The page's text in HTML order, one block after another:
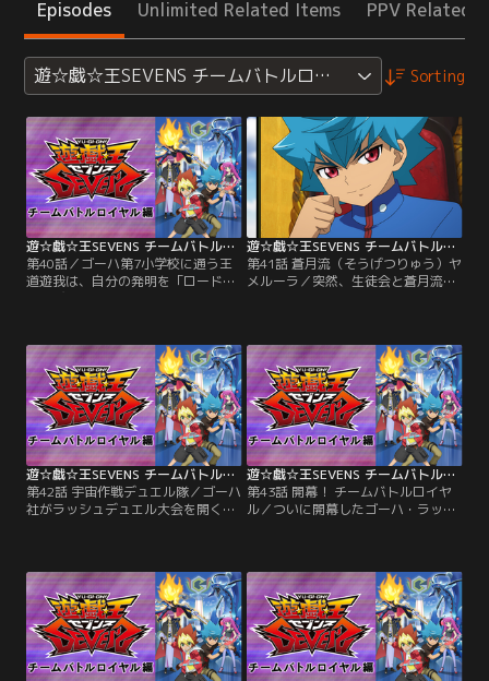
Episodes Unlimited Related Items PPV Related
遊☆戯☆王SEVENS チームバトルロイヤル編 Sorting
遊☆戯☆王SEVENS チームバトルロイヤル編 第40話
第40話／ゴーハ第7小学校に通う王
道遊我は、自分の発明を「ロード」
と呼び、日々いろんなロードを開発
いた遊我は、誰もが楽しめる新しい
ルールを完成させていた。そんなあ
る日、隣のクラスのルークが「デュ
エルの王」の噂を伝える。興味津々
の遊我とルークがたどり着いた先に
待っていたのは、いかにも…。【提
供：バンダイチャンネル】
遊☆戯☆王SEVENS チームバトルロイヤル編 第41話
第41話 蒼月流（そうげつりゅう）ヤ
メルーラ／突然、生徒会と蒼月流か
ュエルで自分を倒すことを蘭世に課
す。蘭世は、これまで主（あるじ）
と敬（うやま）い、献身的に仕（つ
か）えてきたガクトとのデュエル
で、なぜか異常なまでに挑発的な態
度をとる。【提供：バンダイチャン
ネル】
遊☆戯☆王SEVENS チームバトルロイヤル編 第42話
第42話 宇宙作戦デュエル隊／ゴーハ
社がラッシュデュエル大会を開くと
ないが、なぜか遊我は大会へ出ない
という…。遊我の態度に納得がいか
ないルークだったが、大会へ向けマ
キシマムカードを発掘しようと坑道
を訪れる。【提供：バンダイチャン
ネル】
遊☆戯☆王SEVENS チームバトルロイヤル編 第43話
第43話 開幕！ チームバトルロイヤ
ル／ついに開幕したゴーハ・ラッシ
遊我は、大会へ出られなくなったア
サナの代わりに出場するようルーク
に迫られる。するとその時、群衆の
中から遊我にデュエルを挑む男が現
れる！【提供：バンダイチャンネ
ル】